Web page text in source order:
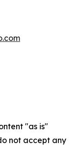
"as is"
not accept any